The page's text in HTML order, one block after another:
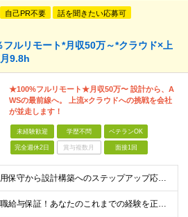
自己PR不要 話を聞きたい応募可
ルリモート*月収50万～*クラウド×上
9.8h
★100%フルリモート★月収50万〜 設計から、A
WSの最前線へ。 上流×クラウドへの挑戦を会社
が並走します！
未経験歓迎 学歴不問 ベテランOK
完全週休2日 賞与複数月 面接1回
＼ 運用保守から設計構築へのステップアップ応援！ ／ ★学歴・分野不問（運用保守経験のみでも歓迎） ★「設計・構築に挑戦したい」「市場価値を高めたい」という意欲を重視！ ┗豊富な案件（SIer直下など
＼ 前職給与保証！あなたのこれまでの経験を正当評価 ／ ★月収50万円～スタート！【年俸600万～1,162万8,000円（12分割）】 ――「頑張りが給与に直結しない…」そんな不満とは無縁の環境で